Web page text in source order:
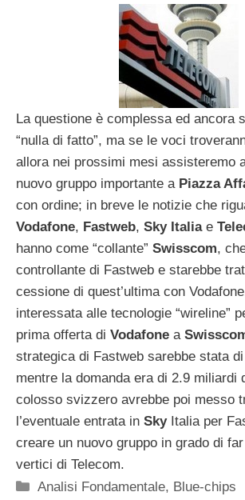
La questione è complessa ed ancora
“nulla di fatto”, ma se le voci
allora nei prossimi mesi assisteremo
nuovo gruppo importante a Piazza
con ordine; in breve le notizie che
Vodafone, Fastweb, Sky Italiae
hanno come “collante” Swisscom,
controllante di Fastweb e starebbe
cessione di quest’ultima con
interessata alle tecnologie “wireline”
prima offerta di Vodafone a
strategica di Fastweb sarebbe stata
mentre la domanda era di 2.9 miliardi
colosso svizzero avrebbe poi messo
l’eventuale entrata in SkyItalia per
creare un nuovo gruppo in grado di far
vertici di Telecom.
Categorie
Analisi Fondamentale, Blue-chips